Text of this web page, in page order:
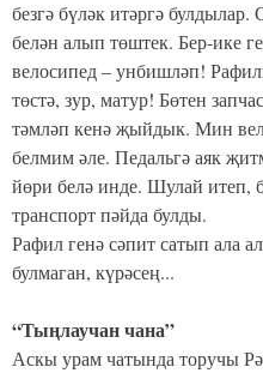
безгә бүләк итәргә
белән алып төштек. Бер-ике
велосипед – унбишләп!
төстә, зур, матур! Бөтен
тәмләп кенә җыйдык. Мин
белмим әле. Педальгә аяк
йөри белә инде. Шулай итеп,
транспорт пәйда булды.
Рафил генә сәпит сатып ала
булмаган, күрәсең...
“Тыңлаучан чана”
Аскы урам чатында торучы